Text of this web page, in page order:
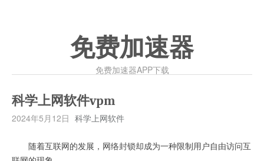
免费加速器
免费加速器APP下载
科学上网软件vpm
2024年5月12日 科学上网软件
随着互联网的发展，网络封锁却成为一种限制用户自由访问互